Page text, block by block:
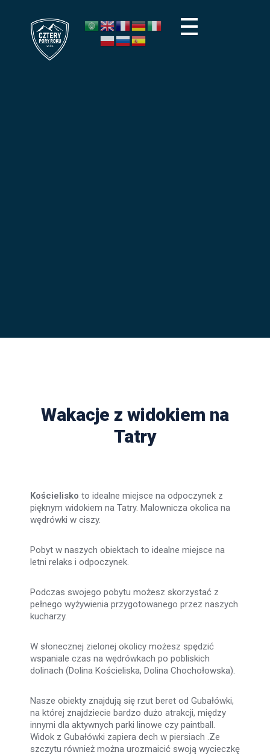
Wakacje z widokiem na
Tatry
Kościelisko to idealne miejsce na odpoczynek z
pięknym widokiem na Tatry. Malownicza okolica na
wędrówki w ciszy.
Pobyt w naszych obiektach to idealne miejsce na
letni relaks i odpoczynek.
Podczas swojego pobytu możesz skorzystać z
pełnego wyżywienia przygotowanego przez naszych
kucharzy.
W słonecznej zielonej okolicy możesz spędzić
wspaniale czas na wędrówkach po pobliskich
dolinach (Dolina Kościeliska, Dolina Chochołowska).
Nasze obiekty znajdują się rzut beret od Gubałówki,
na której znajdziecie bardzo dużo atrakcji, między
innymi dla aktywnych parki linowe czy paintball.
Widok z Gubałówki zapiera dech w piersiach .Ze
szczytu również można urozmaicić swoją wycieczkę